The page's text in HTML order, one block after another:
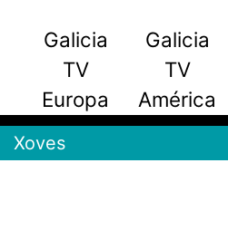
Galicia
TV
Europa
Galicia
TV
América
Xoves